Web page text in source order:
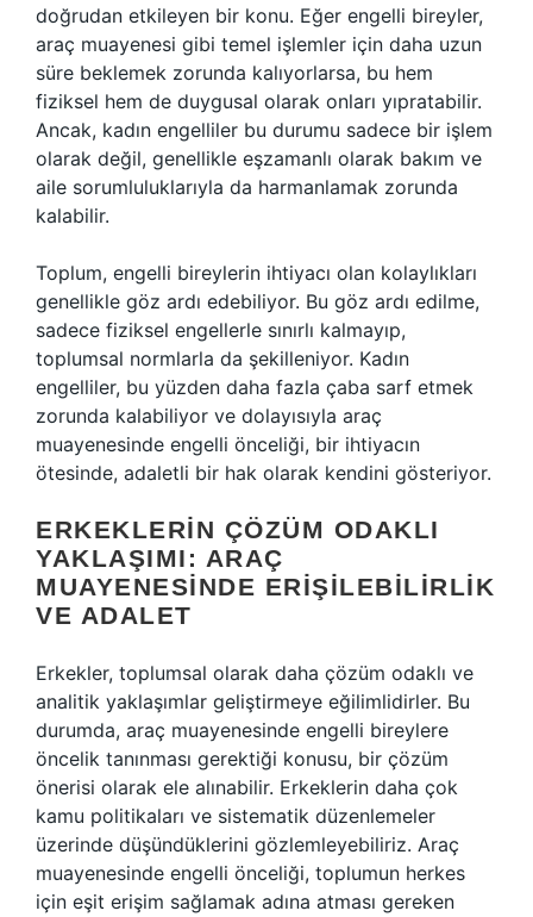
doğrudan etkileyen bir konu. Eğer engelli bireyler,
araç muayenesi gibi temel işlemler için daha uzun
süre beklemek zorunda kalıyorlarsa, bu hem
fiziksel hem de duygusal olarak onları yıpratabilir.
Ancak, kadın engelliler bu durumu sadece bir işlem
olarak değil, genellikle eşzamanlı olarak bakım ve
aile sorumluluklarıyla da harmanlamak zorunda
kalabilir.
Toplum, engelli bireylerin ihtiyacı olan kolaylıkları
genellikle göz ardı edebiliyor. Bu göz ardı edilme,
sadece fiziksel engellerle sınırlı kalmayıp,
toplumsal normlarla da şekilleniyor. Kadın
engelliler, bu yüzden daha fazla çaba sarf etmek
zorunda kalabiliyor ve dolayısıyla araç
muayenesinde engelli önceliği, bir ihtiyacın
ötesinde, adaletli bir hak olarak kendini gösteriyor.
ERKEKLERIN ÇÖZÜM ODAKLI
YAKLAŞIMI: ARAÇ
MUAYENESINDE ERIŞILEBILIRLIK
VE ADALET
Erkekler, toplumsal olarak daha çözüm odaklı ve
analitik yaklaşımlar geliştirmeye eğilimlidirler. Bu
durumda, araç muayenesinde engelli bireylere
öncelik tanınması gerektiği konusu, bir çözüm
önerisi olarak ele alınabilir. Erkeklerin daha çok
kamu politikaları ve sistematik düzenlemeler
üzerinde düşündüklerini gözlemleyebiliriz. Araç
muayenesinde engelli önceliği, toplumun herkes
için eşit erişim sağlamak adına atması gereken